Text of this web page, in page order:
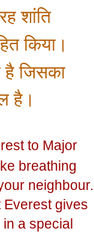
शांति
किया।
है जिसका
है।
to Major
breathing
Everest gives
a special